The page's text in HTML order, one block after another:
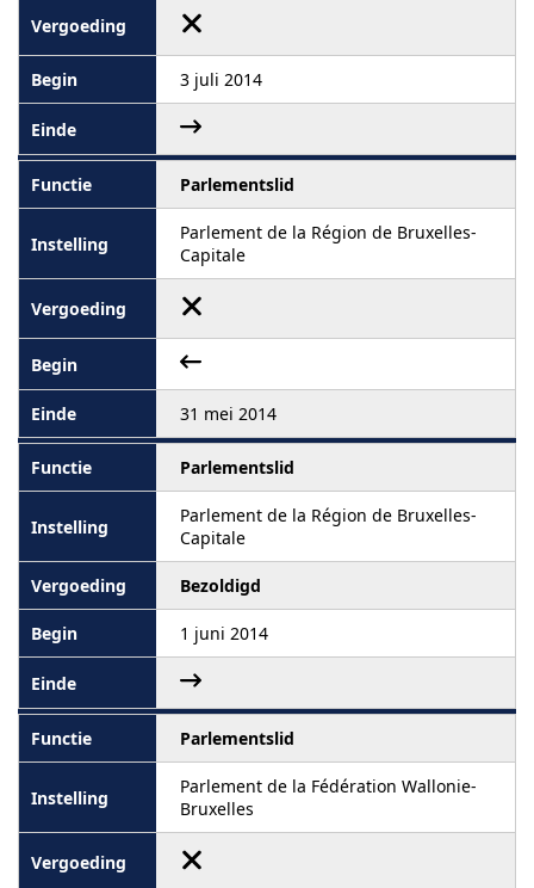
3 juli 2014
Parlementslid
Parlement de la Région de Bruxelles-
Capitale
31 mei 2014
Parlementslid
Parlement de la Région de Bruxelles-
Capitale
Bezoldigd
1 juni 2014
Parlementslid
Parlement de la Fédération Wallonie-
Bruxelles